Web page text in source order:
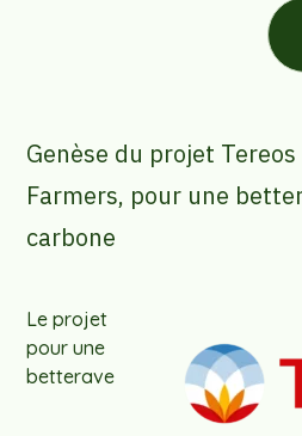
Genèse du projet
Farmers, pour une
carbone
Le projet
pour une
betterave